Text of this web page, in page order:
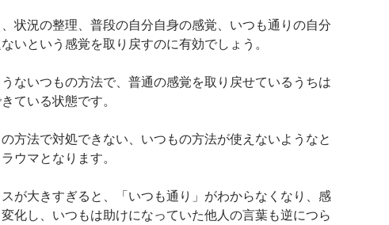
状況の整理、普段の自分自身の感覚、いつも通りの自分
いという感覚を取り戻すのに有効でしょう。
ないつもの方法で、普通の感覚を取り戻せているうちは
ている状態です。
方法で対処できない、いつもの方法が使えないようなと
ウマとなります。
が大きすぎると、「いつも通り」がわからなくなり、感
化し、いつもは助けになっていた他人の言葉も逆につら